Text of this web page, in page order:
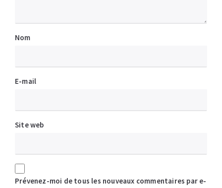
Nom
E-mail
Site web
Prévenez-moi de tous les nouveaux commentaires par e-